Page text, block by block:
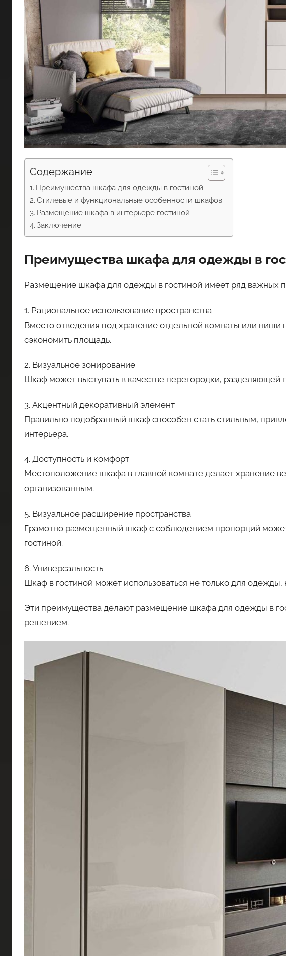
Содержание
Преимущества шкафа для одежды в гостиной
Стилевые и функциональные особенности шкафов
Размещение шкафа в интерьере гостиной
Заключение
Преимущества шкафа для одежды в
Размещение шкафа для одежды в гостиной имеет ряд важных
1. Рациональное использование пространства
Вместо отведения под хранение отдельной комнаты или ниши
сэкономить площадь.
2. Визуальное зонирование
Шкаф может выступать в качестве перегородки, разделяющей
3. Акцентный декоративный элемент
Правильно подобранный шкаф способен стать стильным,
интерьера.
4. Доступность и комфорт
Местоположение шкафа в главной комнате делает хранение
организованным.
5. Визуальное расширение пространства
Грамотно размещенный шкаф с соблюдением пропорций
гостиной.
6. Универсальность
Шкаф в гостиной может использоваться не только для
Эти преимущества делают размещение шкафа для одежды в
решением.